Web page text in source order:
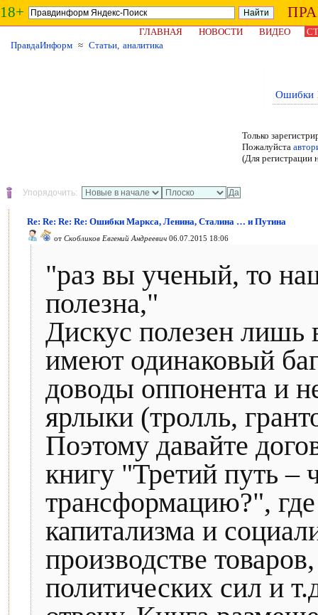
18+
ГЛАВНАЯ НОВОСТИ ВИДЕО
ПравдаИнформ ≈ Статьи, аналитика
Ошибки
Только
Пожалуйста
(Для регистрации
Упорядочить:
Re: Re: Re: Re: Ошибки Маркса, Ленина, Сталина … и Путина
от Скобликов Евгений Андреевич 06.07.2015 18:06
"раз вы ученый, то
полезна,"
Дискус полезен лишь
имеют одинаковый
доводы оппонента и
ярлыки (тролль,
Поэтому давайте
книгу "Третий путь –
трансформацию?",
капитализма и
производстве
политических сил и